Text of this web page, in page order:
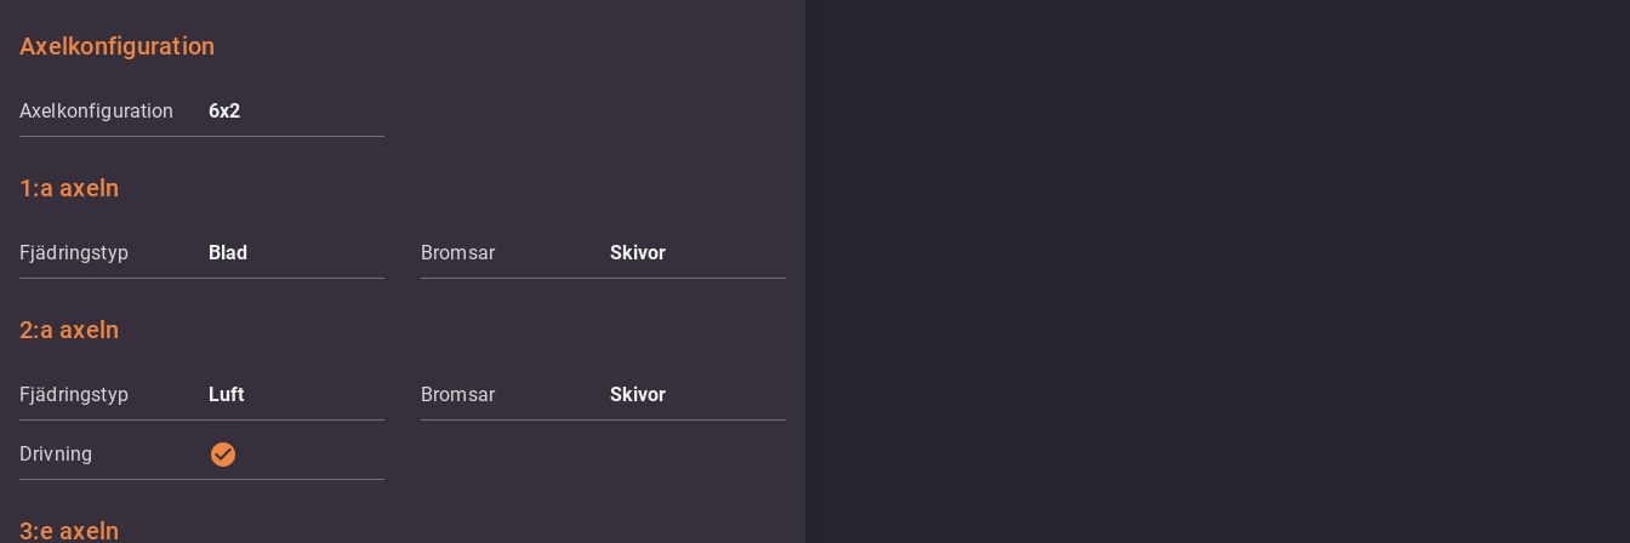
Axelkonfiguration
Axelkonfiguration 6x2
1:a axeln
Fjädringstyp Blad Bromsar Skivor
2:a axeln
Fjädringstyp Luft Bromsar Skivor
Drivning check_circle
3:e axeln